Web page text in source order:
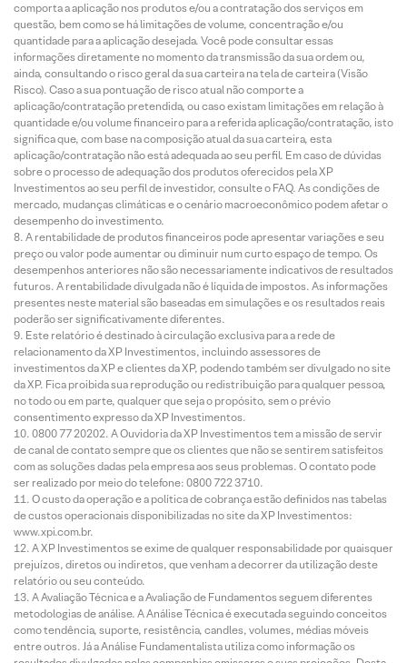
comporta a aplicação nos produtos e/ou a contratação dos serviços em
questão, bem como se há limitações de volume, concentração e/ou
quantidade para a aplicação desejada. Você pode consultar essas
informações diretamente no momento da transmissão da sua ordem ou,
ainda, consultando o risco geral da sua carteira na tela de carteira (Visão
Risco). Caso a sua pontuação de risco atual não comporte a
aplicação/contratação pretendida, ou caso existam limitações em relação à
quantidade e/ou volume financeiro para a referida aplicação/contratação, isto
significa que, com base na composição atual da sua carteira, esta
aplicação/contratação não está adequada ao seu perfil. Em caso de dúvidas
sobre o processo de adequação dos produtos oferecidos pela XP
Investimentos ao seu perfil de investidor, consulte o FAQ. As condições de
mercado, mudanças climáticas e o cenário macroeconômico podem afetar o
desempenho do investimento.
A rentabilidade de produtos financeiros pode apresentar variações e seu
preço ou valor pode aumentar ou diminuir num curto espaço de tempo. Os
desempenhos anteriores não são necessariamente indicativos de resultados
futuros. A rentabilidade divulgada não é líquida de impostos. As informações
presentes neste material são baseadas em simulações e os resultados reais
poderão ser significativamente diferentes.
Este relatório é destinado à circulação exclusiva para a rede de
relacionamento da XP Investimentos, incluindo assessores de
investimentos da XP e clientes da XP, podendo também ser divulgado no site
da XP. Fica proibida sua reprodução ou redistribuição para qualquer pessoa,
no todo ou em parte, qualquer que seja o propósito, sem o prévio
consentimento expresso da XP Investimentos.
0800 77 20202. A Ouvidoria da XP Investimentos tem a missão de servir
de canal de contato sempre que os clientes que não se sentirem satisfeitos
com as soluções dadas pela empresa aos seus problemas. O contato pode
ser realizado por meio do telefone: 0800 722 3710.
O custo da operação e a política de cobrança estão definidos nas tabelas
de custos operacionais disponibilizadas no site da XP Investimentos:
www.xpi.com.br.
A XP Investimentos se exime de qualquer responsabilidade por quaisquer
prejuízos, diretos ou indiretos, que venham a decorrer da utilização deste
relatório ou seu conteúdo.
A Avaliação Técnica e a Avaliação de Fundamentos seguem diferentes
metodologias de análise. A Análise Técnica é executada seguindo conceitos
como tendência, suporte, resistência, candles, volumes, médias móveis
entre outros. Já a Análise Fundamentalista utiliza como informação os